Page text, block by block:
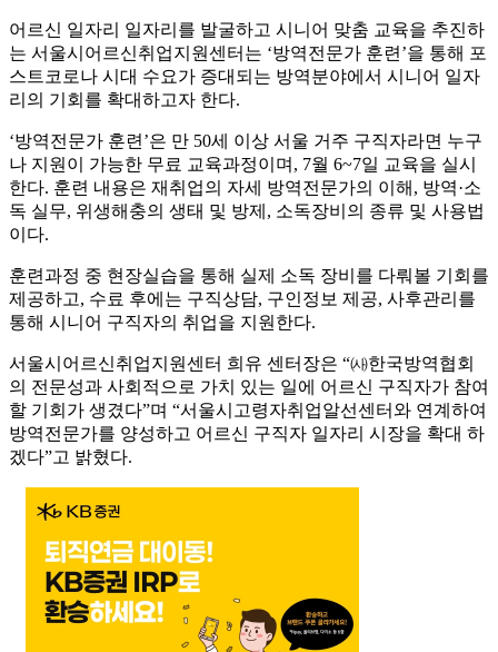
어르신 일자리 일자리를 발굴하고 시니어 맞춤 교육을 추진하
는 서울시어르신취업지원센터는 ‘방역전문가 훈련’을 통해 포
스트코로나 시대 수요가 증대되는 방역분야에서 시니어 일자
리의 기회를 확대하고자 한다.
‘방역전문가 훈련’은 만 50세 이상 서울 거주 구직자라면 누구
나 지원이 가능한 무료 교육과정이며, 7월 6~7일 교육을 실시
한다. 훈련 내용은 재취업의 자세 방역전문가의 이해, 방역·소
독 실무, 위생해충의 생태 및 방제, 소독장비의 종류 및 사용법
이다.
훈련과정 중 현장실습을 통해 실제 소독 장비를 다뤄볼 기회를
제공하고, 수료 후에는 구직상담, 구인정보 제공, 사후관리를
통해 시니어 구직자의 취업을 지원한다.
서울시어르신취업지원센터 희유 센터장은 “㈔한국방역협회
의 전문성과 사회적으로 가치 있는 일에 어르신 구직자가 참여
할 기회가 생겼다”며 “서울시고령자취업알선센터와 연계하여
방역전문가를 양성하고 어르신 구직자 일자리 시장을 확대 하
겠다”고 밝혔다.